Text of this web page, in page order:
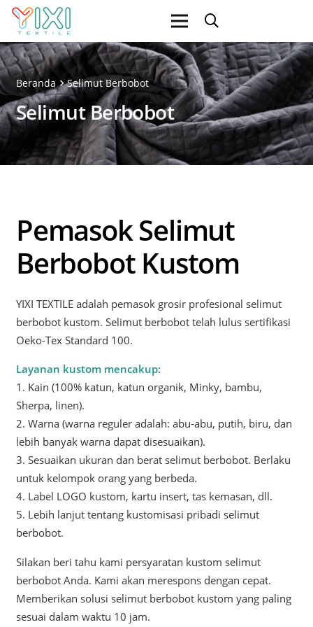
Beranda Selimut Berbobot
Selimut Berbobot
Pemasok Selimut
Berbobot Kustom
YIXI TEXTILE adalah pemasok grosir profesional selimut
berbobot kustom. Selimut berbobot telah lulus sertifikasi
Oeko-Tex Standard 100.
Layanan kustom mencakup:
1. Kain (100% katun, katun organik, Minky, bambu,
Sherpa, linen).
2. Warna (warna reguler adalah: abu-abu, putih, biru, dan
lebih banyak warna dapat disesuaikan).
3. Sesuaikan ukuran dan berat selimut berbobot. Berlaku
untuk kelompok orang yang berbeda.
4. Label LOGO kustom, kartu insert, tas kemasan, dll.
5. Lebih lanjut tentang kustomisasi pribadi selimut
berbobot.
Silakan beri tahu kami persyaratan kustom selimut
berbobot Anda. Kami akan merespons dengan cepat.
Memberikan solusi selimut berbobot kustom yang paling
sesuai dalam waktu 10 jam.